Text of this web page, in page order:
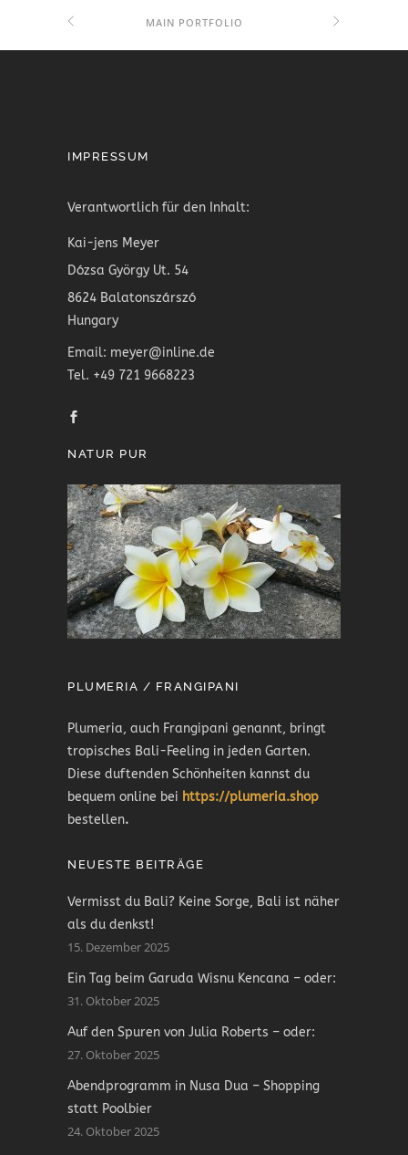
MAIN PORTFOLIO
IMPRESSUM
Verantwortlich für den Inhalt:
Kai-jens Meyer
Dózsa György Ut. 54
8624 Balatonszárszó
Hungary
Email: meyer@inline.de
Tel. +49 721 9668223
NATUR PUR
PLUMERIA / FRANGIPANI
Plumeria, auch Frangipani genannt, bringt
tropisches Bali-Feeling in jeden Garten.
Diese duftenden Schönheiten kannst du
bequem online bei https://plumeria.shop
bestellen.
NEUESTE BEITRÄGE
Vermisst du Bali? Keine Sorge, Bali ist näher
als du denkst!
15. Dezember 2025
Ein Tag beim Garuda Wisnu Kencana – oder:
31. Oktober 2025
Auf den Spuren von Julia Roberts – oder:
27. Oktober 2025
Abendprogramm in Nusa Dua – Shopping
statt Poolbier
24. Oktober 2025